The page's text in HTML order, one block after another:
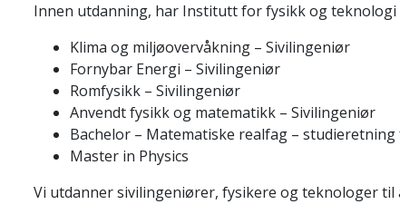
Innen utdanning, har Institutt for fysikk og
Klima og miljøovervåkning – Sivilingeniør
Fornybar Energi – Sivilingeniør
Romfysikk – Sivilingeniør
Anvendt fysikk og matematikk – Sivilingeniør
Bachelor – Matematiske realfag – studieretning
Master in Physics
Vi utdanner sivilingeniører, fysikere og teknologer